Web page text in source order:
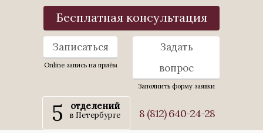
Бесплатная консультация
Записаться
Online запись на приём
Задать
вопрос
Заполнить форму заявки
5 отделений
в Петербурге 8 (812) 640-24-28